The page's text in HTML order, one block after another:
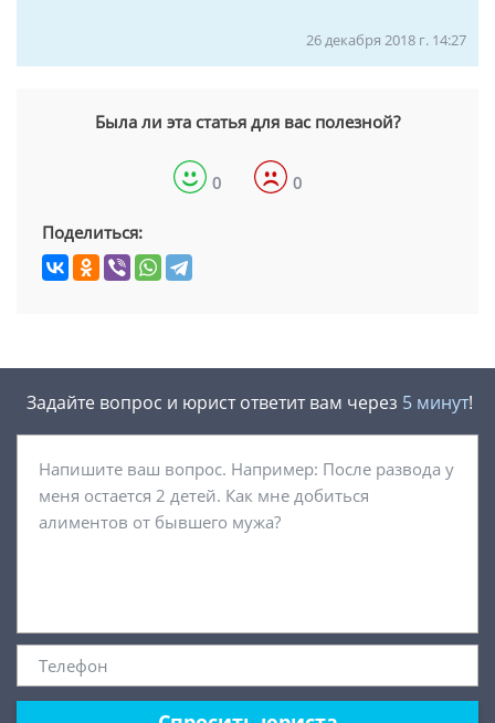
26 декабря 2018 г. 14:27
Была ли эта статья для вас полезной?
0 0
Поделиться:
Задайте вопрос и юрист ответит вам через 5 минут!